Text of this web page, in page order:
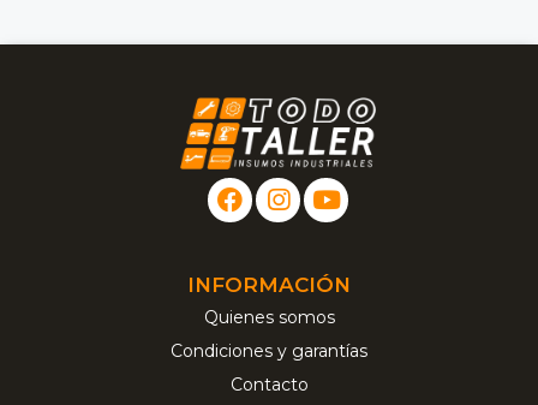
INFORMACIÓN
Quienes somos
Condiciones y garantías
Contacto